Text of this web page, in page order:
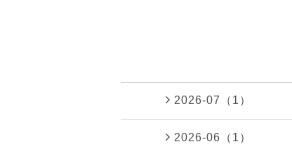
2026-07（1）
2026-06（1）